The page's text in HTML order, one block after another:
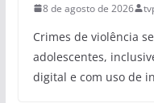
8 de agosto de 2026
Crimes de violência
adolescentes,
digital e com uso de